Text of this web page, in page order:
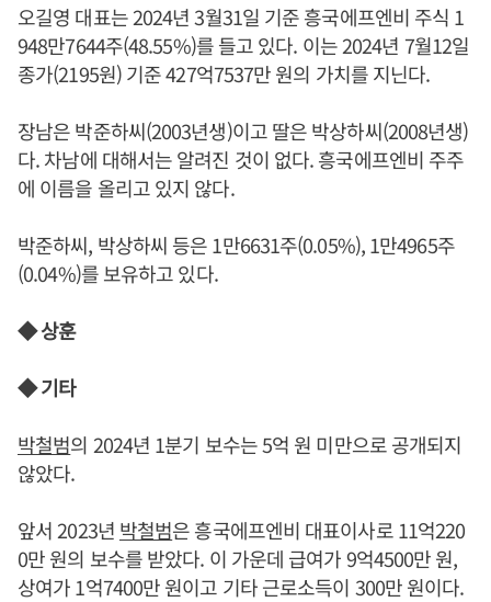
오길영 대표는 2024년 3월31일 기준 흥국에프엔비 주식 1
948만7644주(48.55%)를 들고 있다. 이는 2024년 7월12일
종가(2195원) 기준 427억7537만 원의 가치를 지닌다.
장남은 박준하씨(2003년생)이고 딸은 박상하씨(2008년생)
다. 차남에 대해서는 알려진 것이 없다. 흥국에프엔비 주주
에 이름을 올리고 있지 않다.
박준하씨, 박상하씨 등은 1만6631주(0.05%), 1만4965주
(0.04%)를 보유하고 있다.
◆ 상훈
◆ 기타
박철범의 2024년 1분기 보수는 5억 원 미만으로 공개되지
않았다.
앞서 2023년 박철범은 흥국에프엔비 대표이사로 11억220
0만 원의 보수를 받았다. 이 가운데 급여가 9억4500만 원,
상여가 1억7400만 원이고 기타 근로소득이 300만 원이다.